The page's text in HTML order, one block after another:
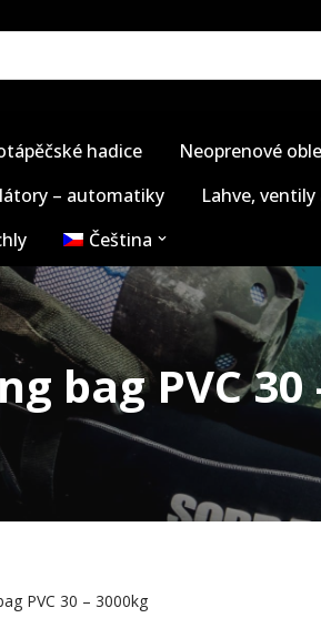
hadice Neoprenové
– automatiky Lahve,
Čeština
bag PVC 30
PVC 30 – 3000kg